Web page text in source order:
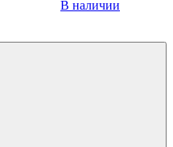
В наличии